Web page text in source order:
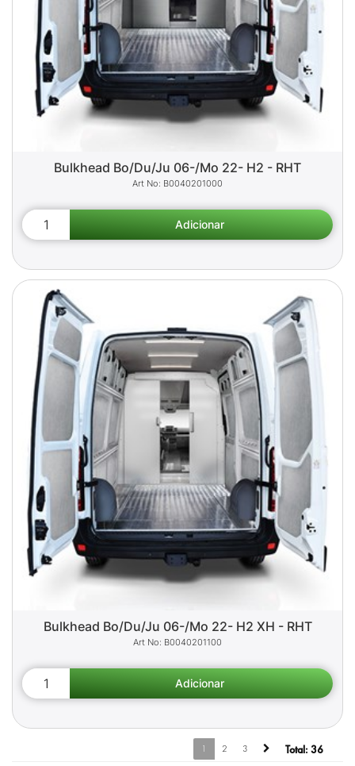
Bulkhead Bo/Du/Ju 06-/Mo 22- H2 - RHT
B0040201000
Bulkhead Bo/Du/Ju 06-/Mo 22- H2 XH - RHT
B0040201100
1 2 3 Total: 36